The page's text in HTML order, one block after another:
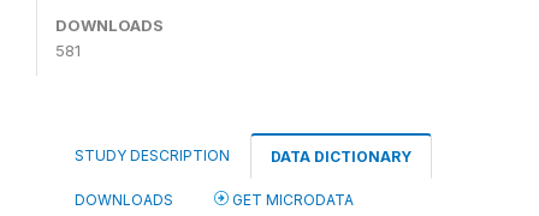
DOWNLOADS
581
STUDY DESCRIPTION DATA DICTIONARY
DOWNLOADS GET MICRODATA